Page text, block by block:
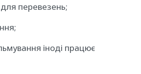
перевезень;
іноді працює